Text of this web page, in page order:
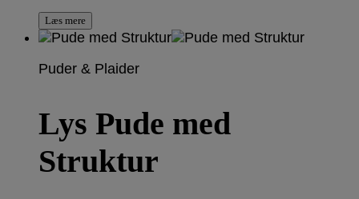
Læs mere
Puder & Plaider
Lys Pude med
Struktur